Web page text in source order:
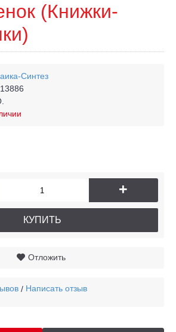
(Книжки-
Синтез
+
КУПИТЬ
Отложить
/ Написать отзыв